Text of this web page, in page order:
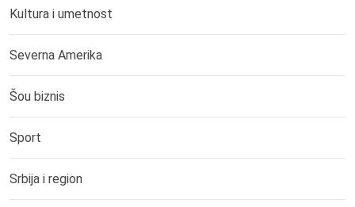
Kultura i umetnost
Severna Amerika
Šou biznis
Sport
Srbija i region